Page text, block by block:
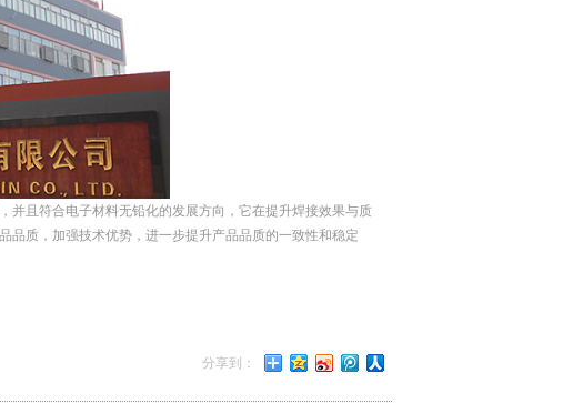
并且符合电子材料无铅化的发展方向，它在提升焊接效果与质
品质，加强技术优势，进一步提升产品品质的一致性和稳定